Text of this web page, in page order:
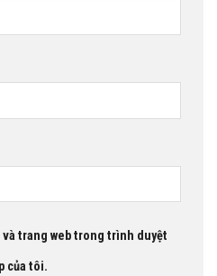
trang web trong trình duyệt
của tôi.